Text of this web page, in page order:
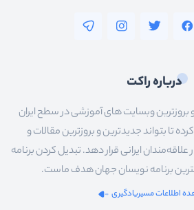
درباره راکت
بروزترین وبسایت های آموزشی در سطح ایران
تا بتواند جدیدترین و بروزترین مقالات و
ایرانی قرار دهد. تبدیل کردن برنامه
برنامه نویسان جهان هدف ماست.
اطلاعات مسیریادگیری